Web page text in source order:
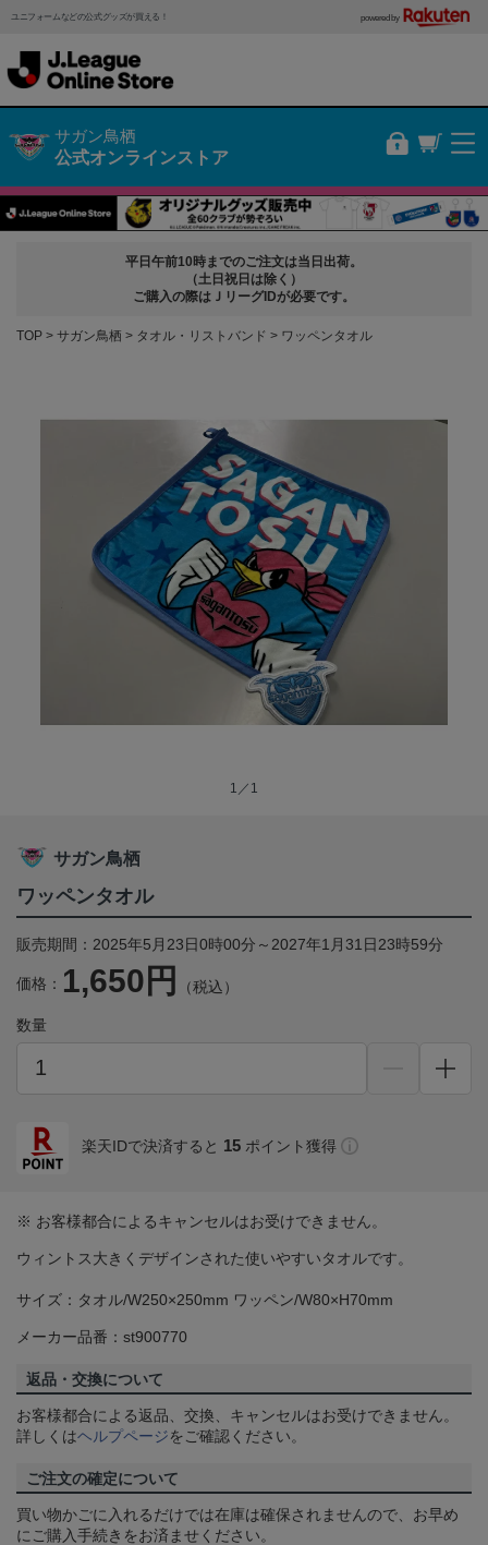
ユニフォームなどの公式グッズが買える！ powered by
サガン鳥栖
公式オンラインストア
平日午前10時までのご注文は当日出荷。
（土日祝日は除く）
ご購入の際はＪリーグIDが必要です。
TOP サガン鳥栖 タオル・リストバンド ワッペンタオル
1／1
サガン鳥栖
ワッペンタオル
販売期間：2025年5月23日0時00分～2027年1月31日23時59分
価格： 1,650円 （税込）
数量
楽天IDで決済すると 15 ポイント獲得
※ お客様都合によるキャンセルはお受けできません。
ウィントス大きくデザインされた使いやすいタオルです。
サイズ：タオル/W250×250mm ワッペン/W80×H70mm
メーカー品番：st900770
返品・交換について
お客様都合による返品、交換、キャンセルはお受けできません。
詳しくはヘルプページをご確認ください。
ご注文の確定について
買い物かごに入れるだけでは在庫は確保されませんので、お早め
にご購入手続きをお済ませください。